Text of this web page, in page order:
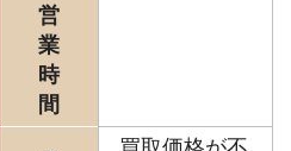
営
業
時
間